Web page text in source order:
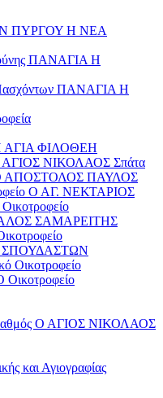
ΠΥΡΓΟΥ Η ΝΕΑ
ΠΑΝΑΓΙΑ Η
ΠΑΝΑΓΙΑ Η
ΑΓΙΑ ΦΙΛΟΘΕΗ
ΑΓΙΟΣ ΝΙΚΟΛΑΟΣ Σπάτα
Ο ΑΠΟΣΤΟΛΟΣ ΠΑΥΛΟΣ
Ο ΑΓ. ΝΕΚΤΑΡΙΟΣ
ΣΑΜΑΡΕΙΤΗΣ
Οικοτροφείο
Ο ΑΓΙΟΣ ΝΙΚΟΛΑΟΣ
και Αγιογραφίας